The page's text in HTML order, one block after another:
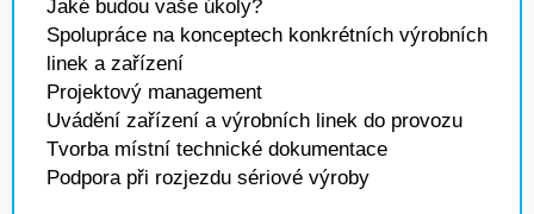
Jaké budou vaše úkoly?
Spolupráce na konceptech konkrétních výrobních
linek a zařízení
Projektový management
Uvádění zařízení a výrobních linek do provozu
Tvorba místní technické dokumentace
Podpora při rozjezdu sériové výroby